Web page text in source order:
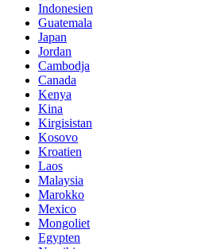
Indonesien
Guatemala
Japan
Jordan
Cambodja
Canada
Kenya
Kina
Kirgisistan
Kosovo
Kroatien
Laos
Malaysia
Marokko
Mexico
Mongoliet
Egypten